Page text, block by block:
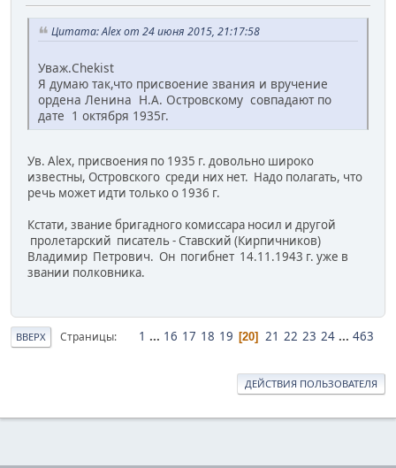
Цитата: Alex от 24 июня 2015, 21:17:58
Уваж.Chekist
Я думаю так,что присвоение звания и вручение
ордена Ленина Н.А. Островскому совпадают по
дате 1 октября 1935г.
Ув. Alex, присвоения по 1935 г. довольно широко
известны, Островского среди них нет. Надо полагать, что
речь может идти только о 1936 г.
Кстати, звание бригадного комиссара носил и другой
пролетарский писатель - Ставский (Кирпичников)
Владимир Петрович. Он погибнет 14.11.1943 г. уже в
звании полковника.
ВВЕРХ Страницы 1 ... 16 17 18 19 20 21 22 23 24 ... 463
ДЕЙСТВИЯ ПОЛЬЗОВАТЕЛЯ